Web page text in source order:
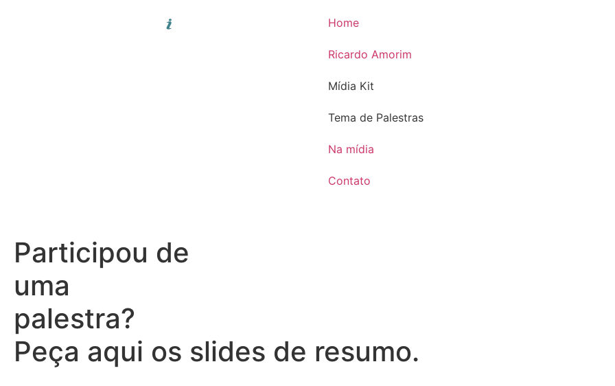
Home
Ricardo Amorim
Mídia Kit
Tema de Palestras
Na mídia
Contato
Participou de
uma
palestra?
Peça aqui os slides de resumo.